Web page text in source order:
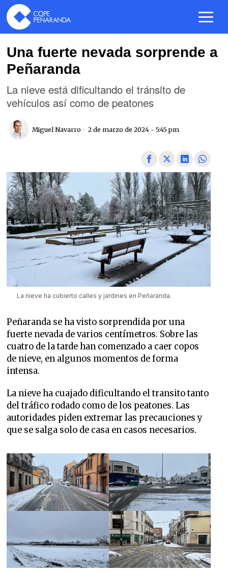
Una fuerte nevada sorprende a
Peñaranda
La nieve está dificultando el tránsito de
vehículos así como de peatones
Miguel Navarro 2 de marzo de 2024 - 5:45 pm
La nieve ha cubierto calles y jardines en Peñaranda.
Peñaranda se ha visto sorprendida por una
fuerte nevada de varios centímetros. Sobre las
cuatro de la tarde han comenzado a caer copos
de nieve, en algunos momentos de forma
intensa.
La nieve ha cuajado dificultando el transito tanto
del tráfico rodado como de los peatones. Las
autoridades piden extremar las precauciones y
que se salga solo de casa en casos necesarios.